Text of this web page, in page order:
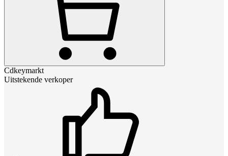
Cdkeymarkt
Uitstekende verkoper